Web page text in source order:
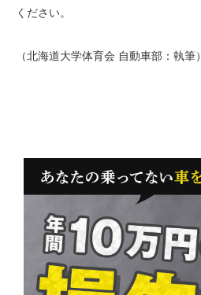
ください。
（北海道大学体育会 自動車部：執筆）